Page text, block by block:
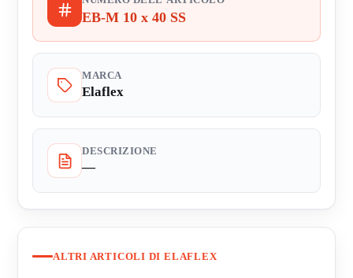
EB-M 10 x 40 SS
MARCA
Elaflex
DESCRIZIONE
—
ALTRI ARTICOLI DI ELAFLEX